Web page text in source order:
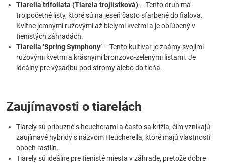
Tiarella trifoliata (Tiarela trojlístková) – Tento druh má
trojpočetné listy, ktoré sú na jeseň často sfarbené do fialova.
Kvitne jemnými ružovými až bielymi kvetmi a je obľúbený v
tienistých záhradách.
Tiarella ‘Spring Symphony’ – Tento kultivar je známy svojimi
ružovými kvetmi a krásnymi bronzovo-zelenými listami. Je
ideálny pre výsadbu pod stromy alebo do tieňa.
Zaujímavosti o tiarelách
Tiarely sú príbuzné s heucherami a často sa krížia, čím vznikajú
zaujímavé hybridy s názvom Heucherella, ktoré majú vlastnosti
oboch rastlín.
Tiarely sú ideálne pre tienisté miesta v záhrade, pretože dobre